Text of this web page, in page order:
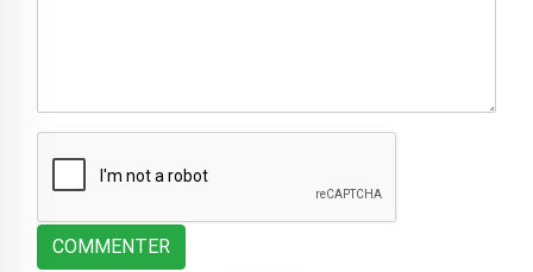
COMMENTER